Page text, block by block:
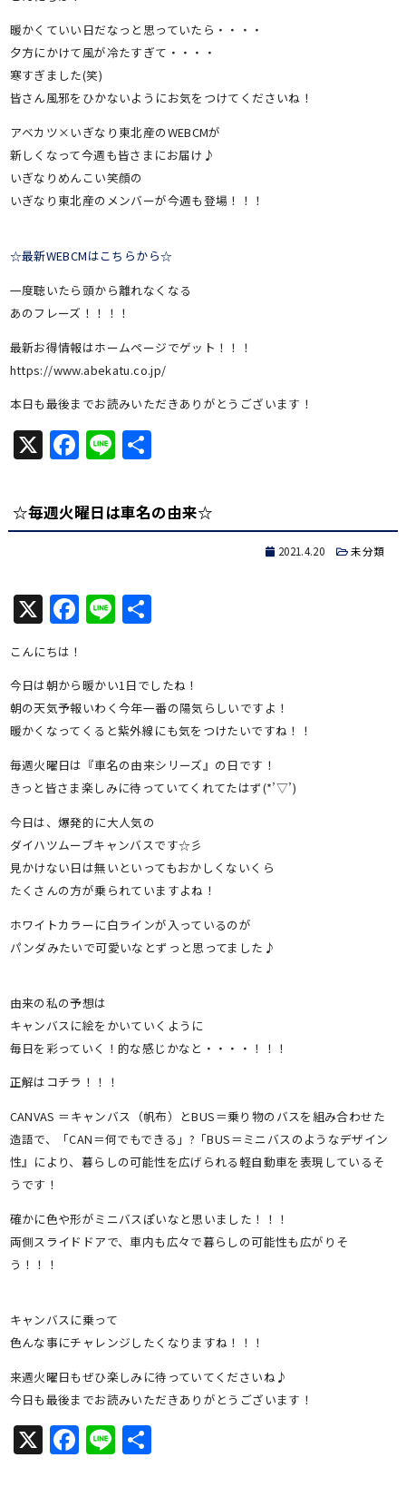
暖かくていい日だなっと思っていたら・・・・
夕方にかけて風が冷たすぎて・・・・
寒すぎました(笑)
皆さん風邪をひかないようにお気をつけてくださいね！
アベカツ×いぎなり東北産のWEBCMが
新しくなって今週も皆さまにお届け♪
いぎなりめんこい笑顔の
いぎなり東北産のメンバーが今週も登場！！！
☆最新WEBCMはこちらから☆
一度聴いたら頭から離れなくなる
あのフレーズ！！！！
最新お得情報はホームページでゲット！！！
https://www.abekatu.co.jp/
本日も最後までお読みいただきありがとうございます！
X Facebook
Line共
☆毎週火曜日は車名の由来☆
2021.4.20 未分類
X Facebook
Line共
こんにちは！
今日は朝から暖かい1日でしたね！
朝の天気予報いわく今年一番の陽気らしいですよ！
暖かくなってくると紫外線にも気をつけたいですね！！
毎週火曜日は『車名の由来シリーズ』の日です！
きっと皆さま楽しみに待っていてくれてたはず(*’▽’)
今日は、爆発的に大人気の
ダイハツムーブキャンバスです☆彡
見かけない日は無いといってもおかしくないくら
たくさんの方が乗られていますよね！
ホワイトカラーに白ラインが入っているのが
パンダみたいで可愛いなとずっと思ってました♪
由来の私の予想は
キャンバスに絵をかいていくように
毎日を彩っていく！的な感じかなと・・・・！！！
正解はコチラ！！！
CANVAS ＝キャンバス（帆布）とBUS＝乗り物のバスを組み合わせた
造語で、「CAN＝何でもできる」?「BUS＝ミニバスのようなデザイン
性』により、暮らしの可能性を広げられる軽自動車を表現しているそ
うです！
確かに色や形がミニバスぽいなと思いました！！！
両側スライドドアで、車内も広々で暮らしの可能性も広がりそ
う！！！
キャンバスに乗って
色んな事にチャレンジしたくなりますね！！！
来週火曜日もぜひ楽しみに待っていてくださいね♪
今日も最後までお読みいただきありがとうございます！
X Facebook
Line共